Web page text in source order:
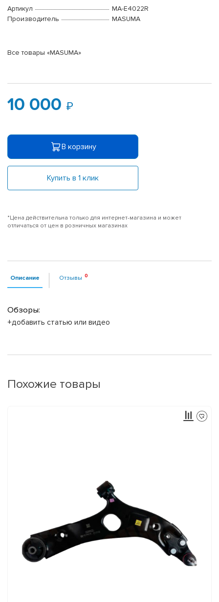
Артикул
MA-E4022R
Производитель
MASUMA
Все товары «MASUMA»
10 000
В корзину
Купить в 1 клик
*Цена действительна только для интернет-магазина и может
отличаться от цен в розничных магазинах
Описание Отзывы
Обзоры:
+добавить статью или видео
Похожие товары